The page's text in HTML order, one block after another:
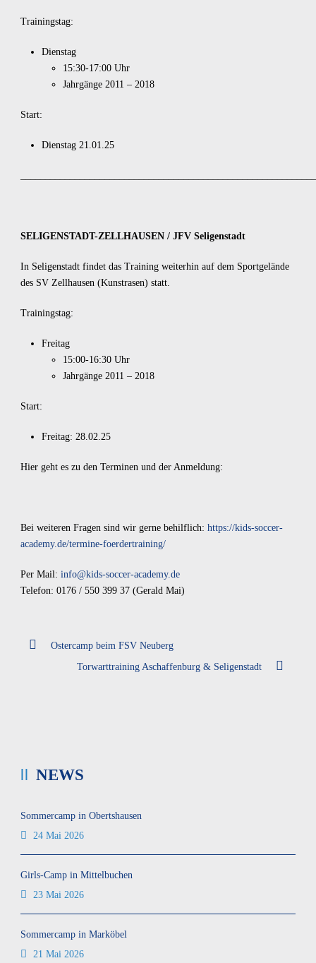
Trainingstag:
Dienstag
15:30-17:00 Uhr
Jahrgänge 2011 – 2018
Start:
Dienstag 21.01.25
SELIGENSTADT-ZELLHAUSEN / JFV Seligenstadt
In Seligenstadt findet das Training weiterhin auf dem Sportgelände
des SV Zellhausen (Kunstrasen) statt.
Trainingstag:
Freitag
15:00-16:30 Uhr
Jahrgänge 2011 – 2018
Start:
Freitag: 28.02.25
Hier geht es zu den Terminen und der Anmeldung:
Bei weiteren Fragen sind wir gerne behilflich: https://kids-soccer-
academy.de/termine-foerdertraining/
Per Mail: info@kids-soccer-academy.de
Telefon: 0176 / 550 399 37 (Gerald Mai)
Ostercamp beim FSV Neuberg
Torwarttraining Aschaffenburg & Seligenstadt
NEWS
Sommercamp in Obertshausen
24 Mai 2026
Girls-Camp in Mittelbuchen
23 Mai 2026
Sommercamp in Marköbel
21 Mai 2026